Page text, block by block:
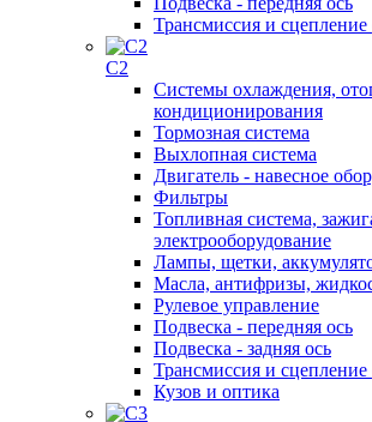
Трансмиссия и
C2
Системы охлаждения,
кондиционирования
Тормозная система
Выхлопная система
Двигатель - навесное
Фильтры
Топливная система,
электрооборудование
Лампы, щетки,
Масла, антифризы,
Рулевое управление
Подвеска - передняя ось
Подвеска - задняя ось
Трансмиссия и
Кузов и оптика